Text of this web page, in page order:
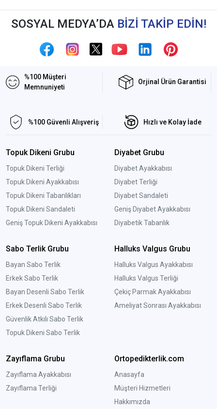
SOSYAL MEDYA’DA BİZİ TAKİP EDİN!
%100 Müşteri
Memnuniyeti
Orjinal Ürün Garantisi
%100 Güvenli Alışveriş Hızlı ve Kolay İade
Topuk Dikeni Grubu
Topuk Dikeni Terliği
Topuk Dikeni Ayakkabısı
Topuk Dikeni Tabanlıkları
Topuk Dikeni Sandaleti
Geniş Topuk Dikeni Ayakkabısı
Diyabet Grubu
Diyabet Ayakkabısı
Diyabet Terliği
Diyabet Sandaleti
Geniş Diyabet Ayakkabısı
Diyabetik Tabanlık
Sabo Terlik Grubu
Bayan Sabo Terlik
Erkek Sabo Terlik
Bayan Desenli Sabo Terlik
Erkek Desenli Sabo Terlik
Güvenlik Atkılı Sabo Terlik
Topuk Dikeni Sabo Terlik
Halluks Valgus Grubu
Halluks Valgus Ayakkabısı
Halluks Valgus Terliği
Çekiç Parmak Ayakkabısı
Ameliyat Sonrası Ayakkabısı
Zayıflama Grubu
Zayıflama Ayakkabısı
Zayıflama Terliği
Ortopedikterlik.com
Anasayfa
Müşteri Hizmetleri
Hakkımızda